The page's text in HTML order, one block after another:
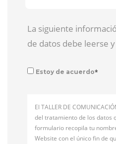
La siguiente
de datos debe leerse
Estoy de acuerdo*
El TALLER DE
del tratamiento de los datos
formulario recopila tu
Website con el único fin de